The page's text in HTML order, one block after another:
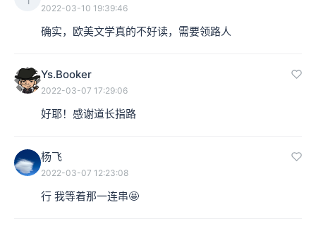
2022-03-10 19:39:46
确实，欧美文学真的不好读，需要领路人
Ys.Booker
2022-03-07 17:29:06
好耶！感谢道长指路
杨飞
2022-03-07 12:23:08
行 我等着那一连串🤩